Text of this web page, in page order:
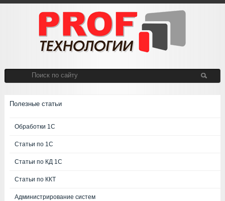
Полезные статьи
Обработки 1С
Статьи по 1С
Статьи по КД 1С
Статьи по ККТ
Администрирование систем